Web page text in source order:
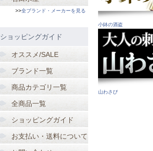
小鉢の酒盗
山わさび
>>全ブランド・メーカーを見る
ショッピングガイド
オススメ/SALE
ブランド一覧
商品カテゴリ一覧
全商品一覧
ショッピングガイド
お支払い・送料について